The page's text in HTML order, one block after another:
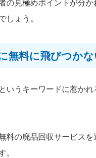
の見極めポイントが分
しょう。
無料に飛びつか
いうキーワードに惹か
料の廃品回収サービス
。